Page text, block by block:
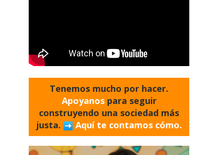
Tenemos mucho por hacer.
Apoyanos para seguir
construyendo una sociedad más
justa.
Aquí te contamos cómo.